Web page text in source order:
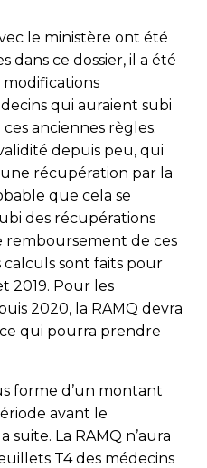
le ministère ont été
ce dossier, il a été
qui auraient subi
anciennes règles.
depuis peu, qui
récupération par la
que cela se
des récupérations
remboursement de ces
calculs sont faits pour
2019. Pour les
2020, la RAMQ devra
qui pourra prendre
forme d’un montant
avant le
suite. La RAMQ n’aura
T4 des médecins